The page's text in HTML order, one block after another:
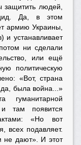
защитить людей,
Да, в этом
армию Украины,
и устанавливает
ни сделали
или ещё
политическую
«Вот, страна
была война...»
там появится
«Но вот
всех подавляет.
не дают». И этот